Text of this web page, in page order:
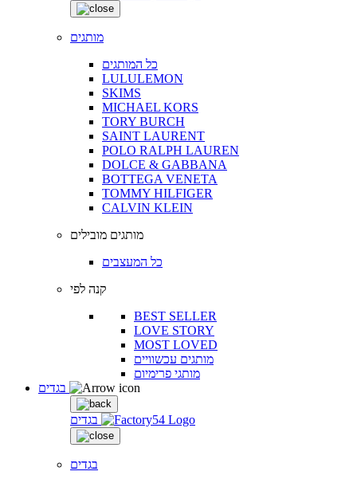
מותגים
כל המותגים
LULULEMON
SKIMS
MICHAEL KORS
TORY BURCH
SAINT LAURENT
POLO RALPH LAUREN
DOLCE & GABBANA
BOTTEGA VENETA
TOMMY HILFIGER
CALVIN KLEIN
מותגים מובילים
כל המעצבים
קנה לפי
BEST SELLER
LOVE STORY
MOST LOVED
מותגים עכשוויים
מותגי פרימיום
בגדים
בגדים